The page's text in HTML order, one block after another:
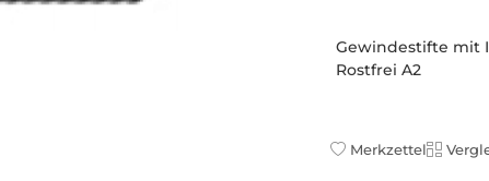
Gewindestifte mit
Rostfrei A2
Merkzettel